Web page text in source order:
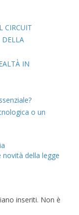
CIRCUIT
IN
o un
novità della legge
inseriti. Non è